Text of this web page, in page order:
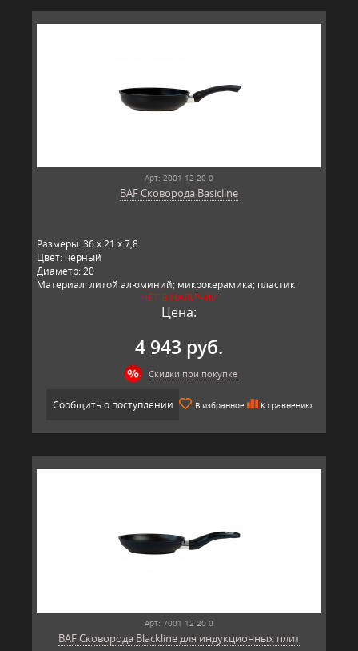
Арт: 2001 12 20 0
BAF Сковорода Basicline
Размеры: 36 x 21 x 7,8
Цвет: черный
Диаметр: 20
Материал: литой алюминий; микрокерамика; пластик
Производитель: BAF, Германия
НЕТ В НАЛИЧИИ
Цена:
4 943 руб.
Скидки при покупке
Сообщить о поступлении В избранное К сравнению
Арт: 7001 12 20 0
BAF Сковорода Blackline для индукционных плит